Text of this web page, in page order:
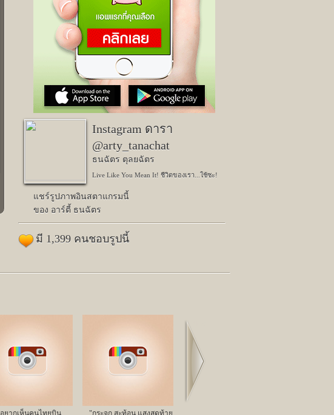
Instagram ดารา
@arty_tanachat
ธนฉัตร ตุลยฉัตร
Live Like You Mean It! ชีวิตของเรา...ใช้ซะ!
แชร์รูปภาพอินสตาแกรมนี้
ของ อาร์ตี้ ธนฉัตร
มี 1,399 คนชอบรูปนี้
อยากเห็นคนไทยบิน "กระจก สะท้อน แสงสุดท้าย